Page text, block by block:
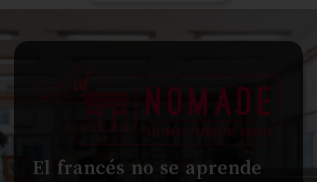
El francés no se aprende